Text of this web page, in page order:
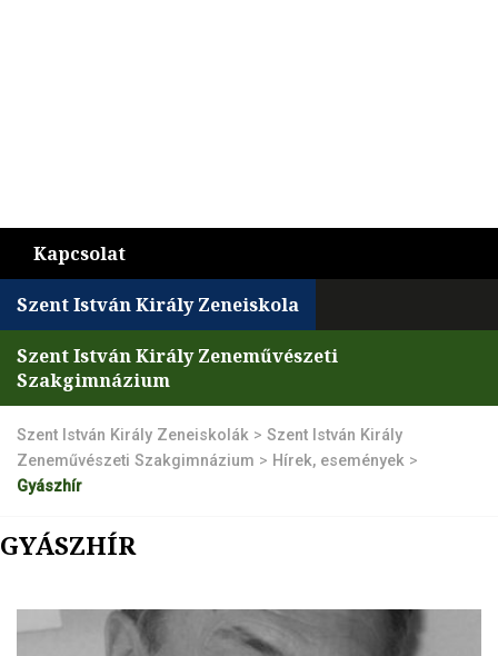
Kapcsolat
Szent István Király Zeneiskola
Szent István Király Zeneművészeti
Szakgimnázium
Szent István Király Zeneiskolák > Szent István Király
Zeneművészeti Szakgimnázium > Hírek, események >
Gyászhír
GYÁSZHÍR